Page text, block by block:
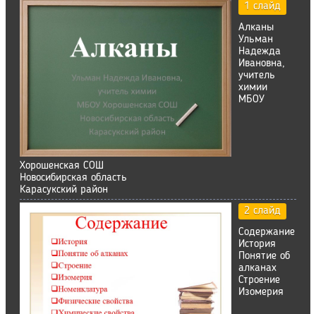
1 слайд
Алканы
Ульман
Надежда
Ивановна,
учитель
химии
МБОУ
Хорошенская СОШ
Новосибирская область
Карасукский район
2 слайд
Содержание
История
Понятие об
алканах
Строение
Изомерия